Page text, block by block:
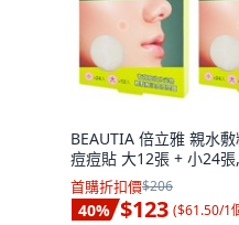
BEAUTIA 倍立雅 親水
痘痘貼 大12張 + 小24
首購折扣價$206
40% $123 ($61.50/1